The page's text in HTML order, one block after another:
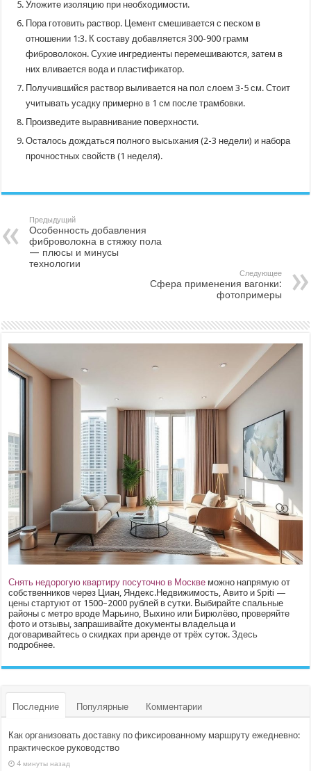
Уложите изоляцию при необходимости.
Пора готовить раствор. Цемент смешивается с песком в
отношении 1:3. К составу добавляется 300-900 грамм
фиброволокон. Сухие ингредиенты перемешиваются, затем в
них вливается вода и пластификатор.
Получившийся раствор выливается на пол слоем 3-5 см. Стоит
учитывать усадку примерно в 1 см после трамбовки.
Произведите выравнивание поверхности.
Осталось дождаться полного высыхания (2-3 недели) и набора
прочностных свойств (1 неделя).
Предыдущий
Особенность добавления
фиброволокна в стяжку пола
— плюсы и минусы
технологии
Следующее
Сфера применения вагонки:
фотопримеры
Снять недорогую квартиру посуточно в Москве можно напрямую от
собственников через Циан, Яндекс.Недвижимость, Авито и Spiti —
цены стартуют от 1500–2000 рублей в сутки. Выбирайте спальные
районы с метро вроде Марьино, Выхино или Бирюлёво, проверяйте
фото и отзывы, запрашивайте документы владельца и
договаривайтесь о скидках при аренде от трёх суток.Здесь
подробнее.
Последние Популярные Комментарии
Как организовать доставку по фиксированному маршруту ежедневно:
практическое руководство
4 минуты назад